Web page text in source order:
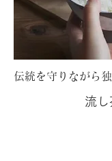
伝統を守りながら
流し​